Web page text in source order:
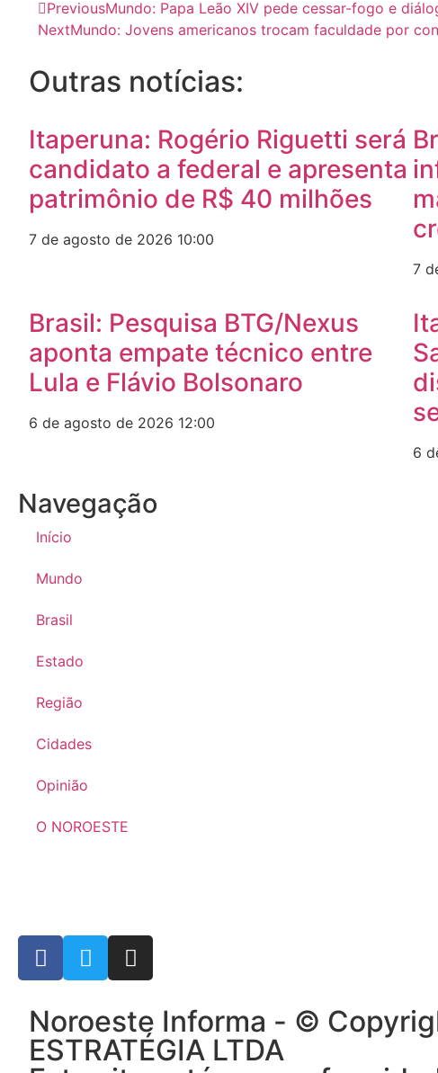
PreviousMundo: Papa Leão XIV pede cessar-fogo e
NextMundo: Jovens americanos trocam faculdade por
Outras notícias:
Itaperuna: Rogério Riguetti será
candidato a federal e apresenta
patrimônio de R$ 40 milhões
7 de agosto de 2026 10:00
7
Brasil: Pesquisa BTG/Nexus
aponta empate técnico entre
Lula e Flávio Bolsonaro
6 de agosto de 2026 12:00
6
Navegação
Início
Mundo
Brasil
Estado
Região
Cidades
Opinião
O NOROESTE
Noroeste Informa - ©
ESTRATÉGIA LTDA